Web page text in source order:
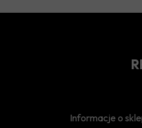
Informacje o